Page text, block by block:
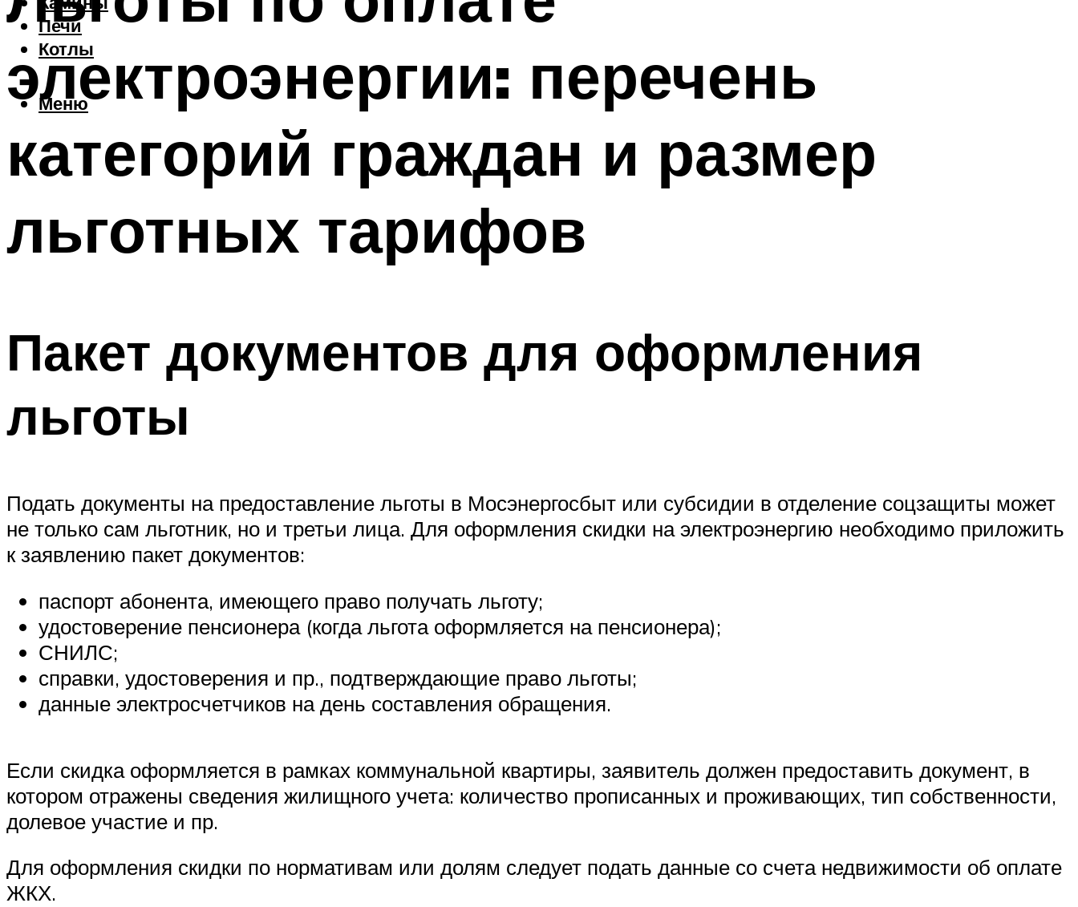
Печи
Котлы
Меню
электроэнергии: перечень
категорий граждан и размер
льготных тарифов
Пакет документов для оформления
льготы
Подать документы на предоставление льготы в Мосэнергосбыт или субсидии в отделение соцзащиты может
не только сам льготник, но и третьи лица. Для оформления скидки на электроэнергию необходимо приложить
к заявлению пакет документов:
паспорт абонента, имеющего право получать льготу;
удостоверение пенсионера (когда льгота оформляется на пенсионера);
СНИЛС;
справки, удостоверения и пр., подтверждающие право льготы;
данные электросчетчиков на день составления обращения.
Если скидка оформляется в рамках коммунальной квартиры, заявитель должен предоставить документ, в
котором отражены сведения жилищного учета: количество прописанных и проживающих, тип собственности,
долевое участие и пр.
Для оформления скидки по нормативам или долям следует подать данные со счета недвижимости об оплате
ЖКХ.